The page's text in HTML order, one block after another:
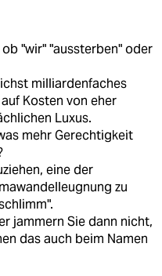
"wir" "aussterben" oder
milliardenfaches
Kosten von eher
Luxus.
mehr Gerechtigkeit
eine der
zu
jammern Sie dann nicht,
das auch beim Namen